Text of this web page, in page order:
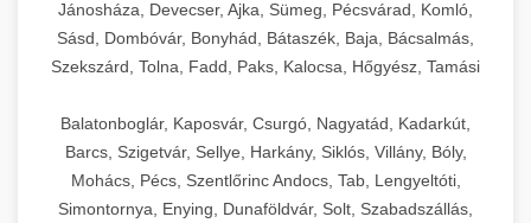
Jánosháza, Devecser, Ajka, Sümeg, Pécsvárad, Komló,
Sásd, Dombóvár, Bonyhád, Bátaszék, Baja, Bácsalmás,
Szekszárd, Tolna, Fadd, Paks, Kalocsa, Hőgyész, Tamási
Balatonboglár, Kaposvár, Csurgó, Nagyatád, Kadarkút,
Barcs, Szigetvár, Sellye, Harkány, Siklós, Villány, Bóly,
Mohács, Pécs, Szentlőrinc Andocs, Tab, Lengyeltóti,
Simontornya, Enying, Dunaföldvár, Solt, Szabadszállás,